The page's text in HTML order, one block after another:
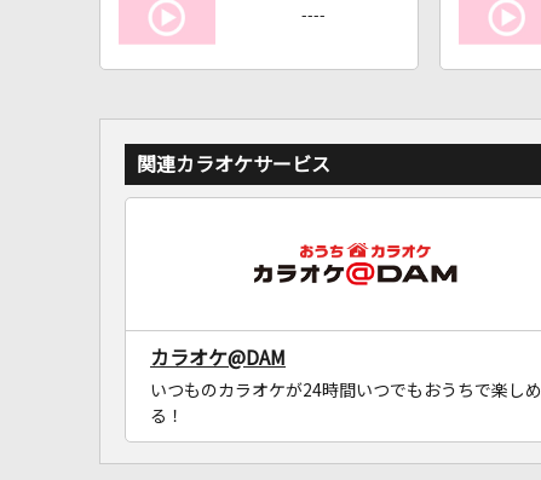
----
関連カラオケサービス
カラオケ@DAM
いつものカラオケが24時間いつでもおうちで楽しめ
る！